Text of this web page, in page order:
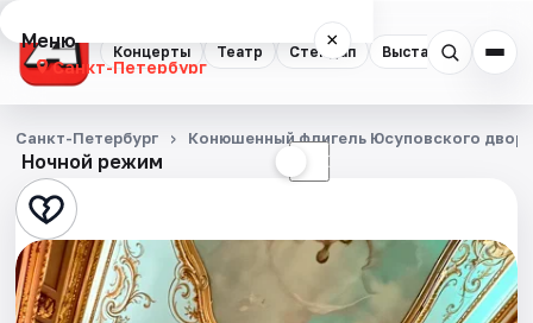
Концерты Театр Стендап Выставки
Меню ×
Санкт-Петербург
Концерты
Театр
Стендап
Выставки
Ночной режим ☾
Санкт-Петербург Конюшенный флигель Юсуповского